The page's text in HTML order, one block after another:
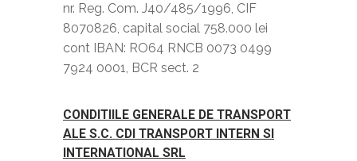
nr. Reg. Com. J40/485/1996, CIF
8070826, capital social 758.000 lei
cont IBAN: RO64 RNCB 0073 0499
7924 0001, BCR sect. 2
CONDITIILE GENERALE DE TRANSPORT
ALE S.C. CDI TRANSPORT INTERN SI
INTERNATIONAL SRL